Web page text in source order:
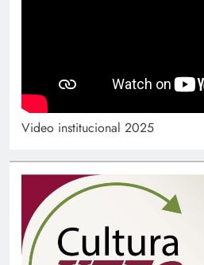
Video institucional 2025